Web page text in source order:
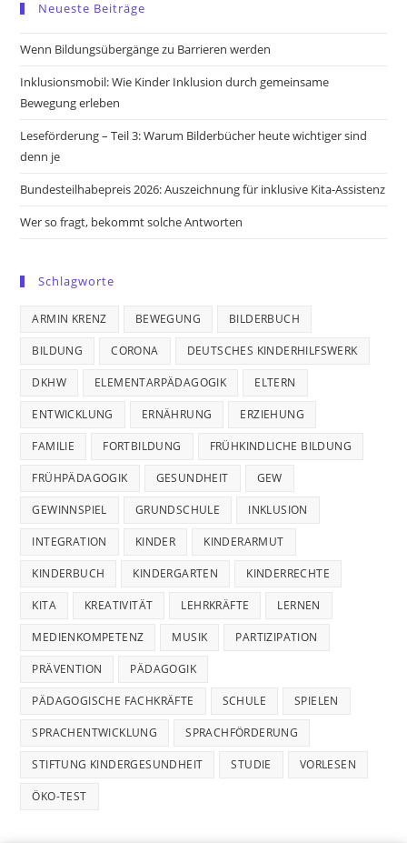
a
new
new
a
new
new
Neueste Beiträge
Wenn Bildungsübergänge zu Barrieren werden
Inklusionsmobil: Wie Kinder Inklusion durch gemeinsame
Bewegung erleben
Leseförderung – Teil 3: Warum Bilderbücher heute wichtiger sind
denn je
Bundesteilhabepreis 2026: Auszeichnung für inklusive Kita-Assistenz
Wer so fragt, bekommt solche Antworten
Schlagworte
ARMIN KRENZ BEWEGUNG BILDERBUCH
BILDUNG CORONA DEUTSCHES KINDERHILFSWERK
DKHW ELEMENTARPÄDAGOGIK ELTERN
ENTWICKLUNG ERNÄHRUNG ERZIEHUNG
FAMILIE FORTBILDUNG FRÜHKINDLICHE BILDUNG
FRÜHPÄDAGOGIK GESUNDHEIT GEW
GEWINNSPIEL GRUNDSCHULE INKLUSION
INTEGRATION KINDER KINDERARMUT
KINDERBUCH KINDERGARTEN KINDERRECHTE
KITA KREATIVITÄT LEHRKRÄFTE LERNEN
MEDIENKOMPETENZ MUSIK PARTIZIPATION
PRÄVENTION PÄDAGOGIK
PÄDAGOGISCHE FACHKRÄFTE SCHULE SPIELEN
SPRACHENTWICKLUNG SPRACHFÖRDERUNG
STIFTUNG KINDERGESUNDHEIT STUDIE VORLESEN
ÖKO-TEST